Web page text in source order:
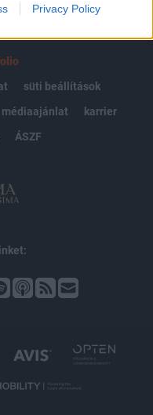
Privacy Policy
süti beállítások
médiaajánlat
karrier
ÁSZF